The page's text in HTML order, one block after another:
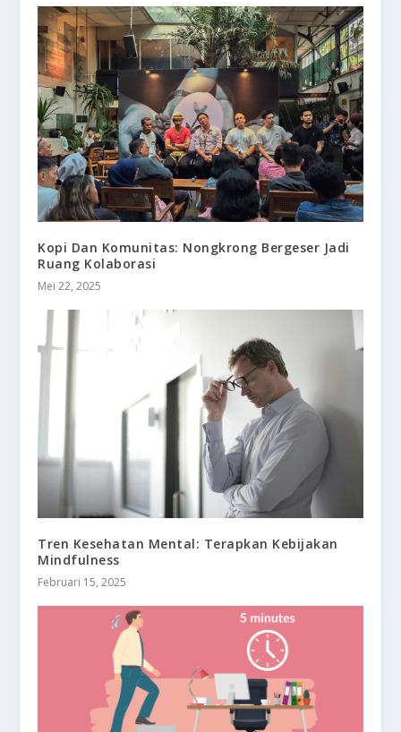
Kopi Dan Komunitas: Nongkrong Bergeser Jadi
Ruang Kolaborasi
Mei 22, 2025
Tren Kesehatan Mental: Terapkan Kebijakan
Mindfulness
Februari 15, 2025